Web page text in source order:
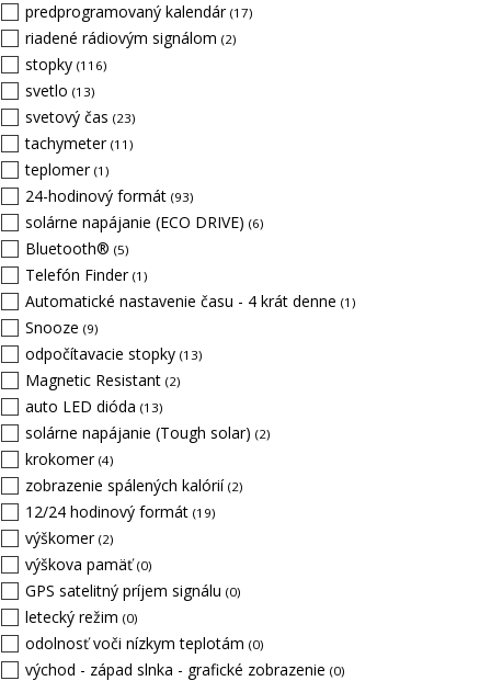
predprogramovaný kalendár (17)
riadené rádiovým signálom (2)
stopky (116)
svetlo (13)
svetový čas (23)
tachymeter (11)
teplomer (1)
24-hodinový formát (93)
solárne napájanie (ECO DRIVE) (6)
Bluetooth® (5)
Telefón Finder (1)
Automatické nastavenie času - 4 krát denne (1)
Snooze (9)
odpočítavacie stopky (13)
Magnetic Resistant (2)
auto LED dióda (13)
solárne napájanie (Tough solar) (2)
krokomer (4)
zobrazenie spálených kalórií (2)
12/24 hodinový formát (19)
výškomer (2)
výškova pamäť(0)
GPS satelitný príjem signálu (0)
letecký režim (0)
odolnosť voči nízkym teplotám (0)
východ - západ slnka - grafické zobrazenie (0)